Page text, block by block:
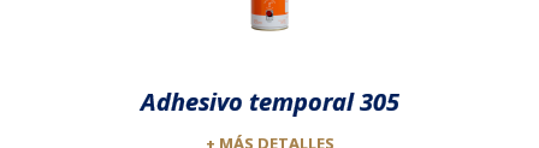
Adhesivo temporal 305
+ MÁS DETALLES